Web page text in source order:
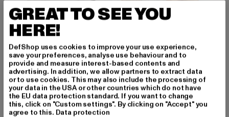
REEBOK
TE Tape Pack
24,99 EURAktionspreis: 24,99 EUR
PUMA
Structure
GREAT TO SEE YOU
HERE!
DefShop uses cookies to improve your use experience,
save your preferences, analyse use behaviour and to
provide and measure interest-based contents and
advertising. In addition, we allow partners to extract data
or to use cookies. This may also include the processing of
your data in the USA or other countries which do not have
the EU data protection standard. If you want to change
this, click on "Custom settings". By clicking on "Accept" you
agree to this. Data protection